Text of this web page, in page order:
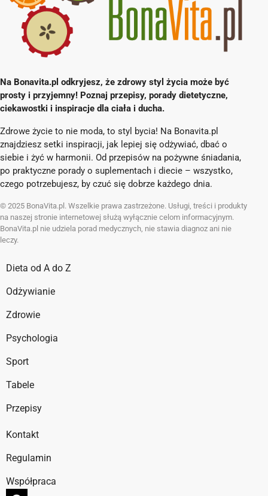
Na Bonavita.pl odkryjesz, że zdrowy styl życia może być
prosty i przyjemny! Poznaj przepisy, porady dietetyczne,
ciekawostki i inspiracje dla ciała i ducha.
Zdrowe życie to nie moda, to styl bycia! Na Bonavita.pl
znajdziesz setki inspiracji, jak lepiej się odżywiać, dbać o
siebie i żyć w harmonii. Od przepisów na pożywne śniadania,
po praktyczne porady o suplementach i diecie – wszystko,
czego potrzebujesz, by czuć się dobrze każdego dnia.
© 2025 BonaVita.pl. Wszelkie prawa zastrzeżone. Usługi, treści i produkty
na naszej stronie internetowej służą wyłącznie celom informacyjnym.
BonaVita.pl nie udziela porad medycznych, nie stawia diagnoz ani nie
leczy.
Dieta od A do Z
Odżywianie
Zdrowie
Psychologia
Sport
Tabele
Przepisy
Kontakt
Regulamin
Współpraca